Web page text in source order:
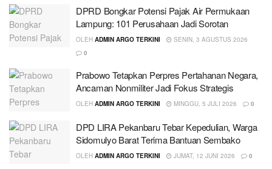
DPRD Bongkar Potensi Pajak Air Permukaan
Lampung: 101 Perusahaan Jadi Sorotan
OLEH ADMIN ARGO TERKINI
SENIN, 3 AGUSTUS 2026
0
Prabowo Tetapkan Perpres Pertahanan Negara,
Ancaman Nonmiliter Jadi Fokus Strategis
OLEH ADMIN ARGO TERKINI MINGGU, 5 JULI 2026 0
DPD LIRA Pekanbaru Tebar Kepedulian, Warga
Sidomulyo Barat Terima Bantuan Sembako
OLEH ADMIN ARGO TERKINI JUMAT, 12 JUNI 2026 0